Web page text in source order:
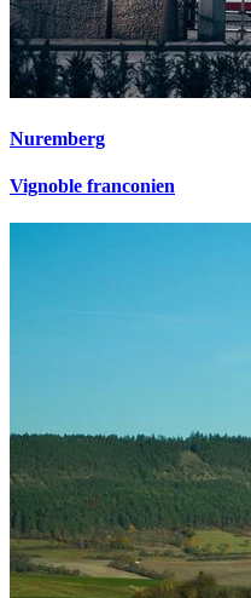
Nuremberg
Vignoble franconien